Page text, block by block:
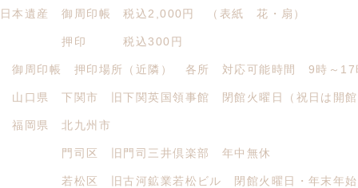
日本遺産 御周印帳 税込2,000円 （表紙 花・扇）
押印 税込300円
御周印帳 押印場所（近隣） 各所 対応可能時間 9時～17
山口県 下関市 旧下関英国領事館 閉館火曜日（祝日は開
福岡県 北九州市
門司区 旧門司三井倶楽部 年中無休
若松区 旧古河鉱業若松ビル 閉館火曜日・年末年